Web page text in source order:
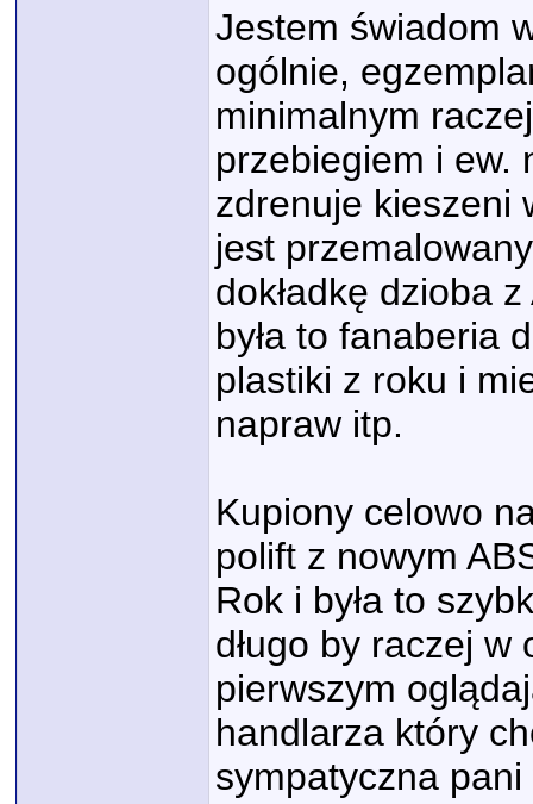
Jestem świadom
ogólnie,
minimalnym
przebiegiem i ew.
zdrenuje kieszeni
jest
dokładkę dzioba
była to fanaberia
plastiki z roku i
napraw itp.
Kupiony celowo
polift z nowym
Rok i była to
długo by raczej w
pierwszym
handlarza który
sympatyczna pani